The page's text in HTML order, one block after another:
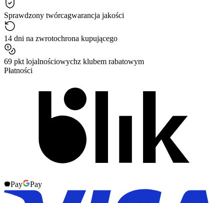
Sprawdzony twórcagwarancja jakości
14 dni na zwrotochrona kupującego
69 pkt lojalnościowychz klubem rabatowym
Płatności
Pay Pay